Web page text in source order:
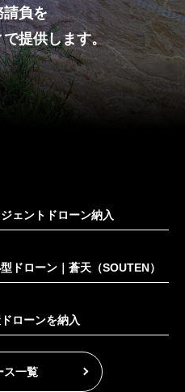
請負を
提供します。
ェントドローン納入
ドローン｜蒼天（SOUTEN）
ローンを納入
ス一覧